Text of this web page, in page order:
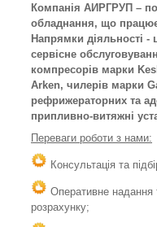
Компанія АИРГРУП –
обладнання, що працює
Напрямки діяльності -
сервісне
компресорів марки
Arken, чилерів марки
рефрижераторних та
припливно-витяжні
Переваги роботи з нами:
Консультація та
Оперативне надання
розрахунку;